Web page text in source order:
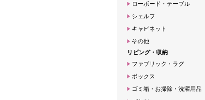
ローボード・テーブル
シェルフ
キャビネット
その他
リビング・収納
ファブリック・ラグ
ボックス
ゴミ箱・お掃除・洗濯用品